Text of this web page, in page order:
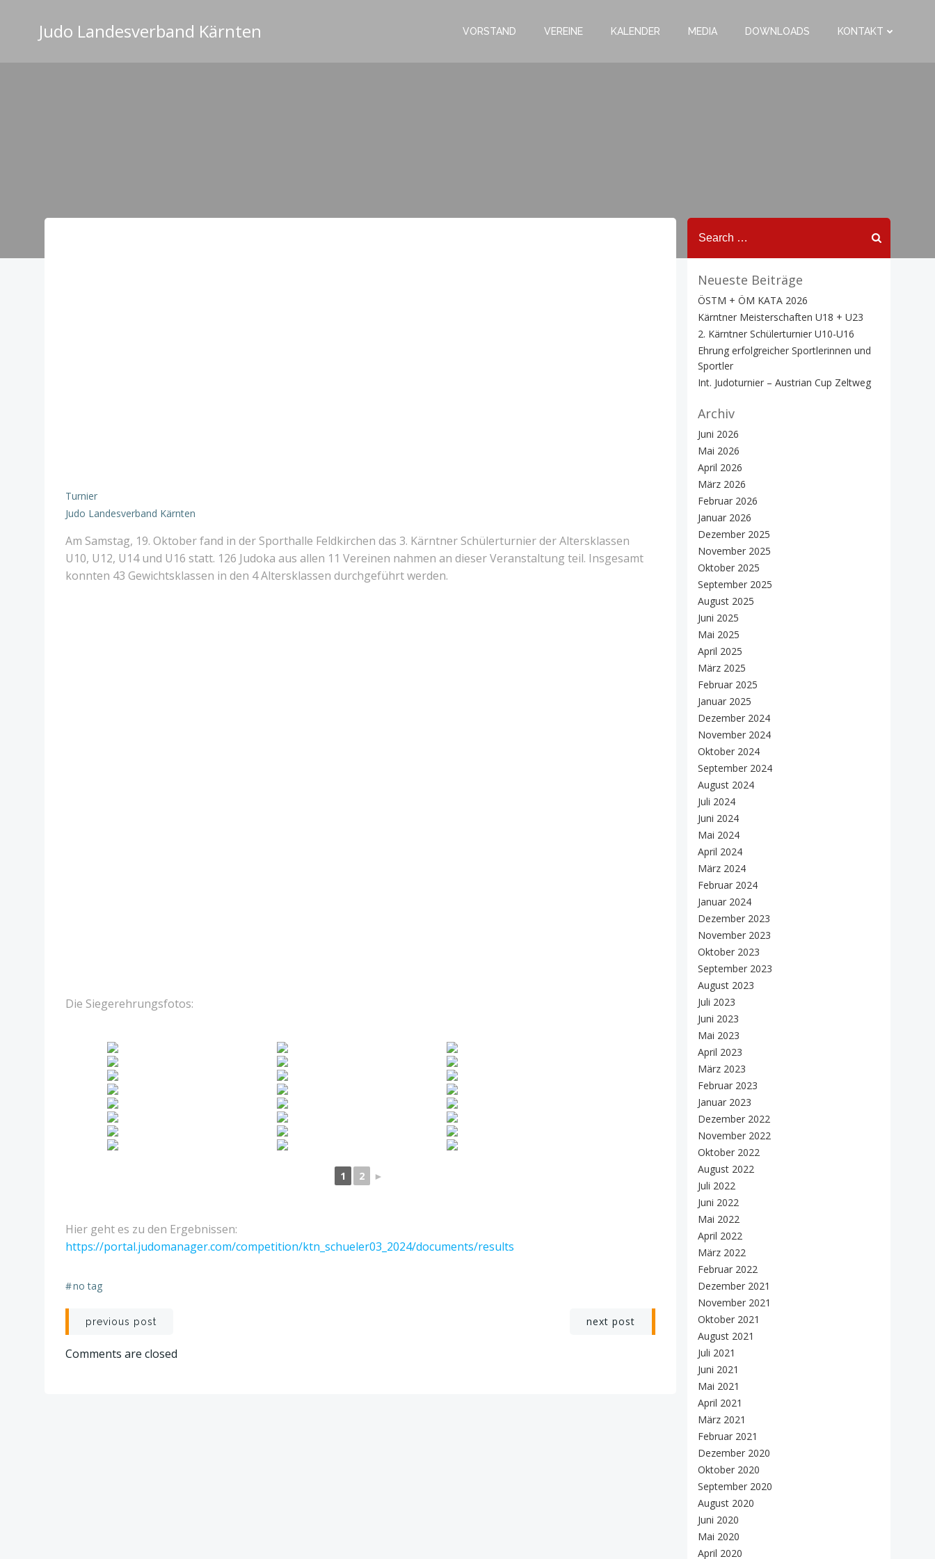
springenJudo Landesverband Kärnten VORSTAND VEREINE KALENDER MEDIA DOWNLOADS KONTAKT
Turnier
Judo Landesverband Kärnten
Am Samstag, 19. Oktober fand in der Sporthalle Feldkirchen das 3. Kärntner Schülerturnier der Altersklassen
U10, U12, U14 und U16 statt. 126 Judoka aus allen 11 Vereinen nahmen an dieser Veranstaltung teil. Insgesamt
konnten 43 Gewichtsklassen in den 4 Altersklassen durchgeführt werden.
Die Siegerehrungsfotos:
1 2 ►
Hier geht es zu den Ergebnissen:
https://portal.judomanager.com/competition/ktn_schueler03_2024/documents/results
#no tag
Post
navigation
previous post next post
Comments are closed
Search
for:
Neueste Beiträge
ÖSTM + ÖM KATA 2026
Kärntner Meisterschaften U18 + U23
2. Kärntner Schülerturnier U10-U16
Ehrung erfolgreicher Sportlerinnen und
Sportler
Int. Judoturnier – Austrian Cup Zeltweg
Archiv
Juni 2026
Mai 2026
April 2026
März 2026
Februar 2026
Januar 2026
Dezember 2025
November 2025
Oktober 2025
September 2025
August 2025
Juni 2025
Mai 2025
April 2025
März 2025
Februar 2025
Januar 2025
Dezember 2024
November 2024
Oktober 2024
September 2024
August 2024
Juli 2024
Juni 2024
Mai 2024
April 2024
März 2024
Februar 2024
Januar 2024
Dezember 2023
November 2023
Oktober 2023
September 2023
August 2023
Juli 2023
Juni 2023
Mai 2023
April 2023
März 2023
Februar 2023
Januar 2023
Dezember 2022
November 2022
Oktober 2022
August 2022
Juli 2022
Juni 2022
Mai 2022
April 2022
März 2022
Februar 2022
Dezember 2021
November 2021
Oktober 2021
August 2021
Juli 2021
Juni 2021
Mai 2021
April 2021
März 2021
Februar 2021
Dezember 2020
Oktober 2020
September 2020
August 2020
Juni 2020
Mai 2020
April 2020